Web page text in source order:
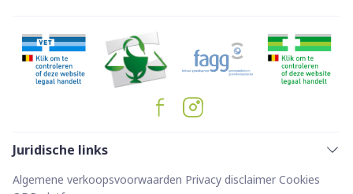
Juridische links
Algemene verkoopsvoorwaarden Privacy disclaimer Cookies